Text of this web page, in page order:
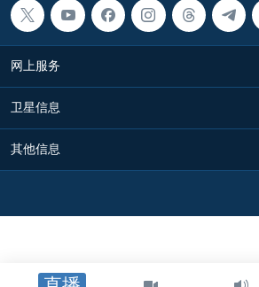
网上服务
卫星信息
其他信息